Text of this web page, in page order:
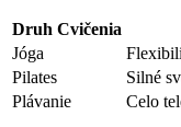
Druh Cvičenia
Jóga
Pilates
Silné
Plávanie
Celo